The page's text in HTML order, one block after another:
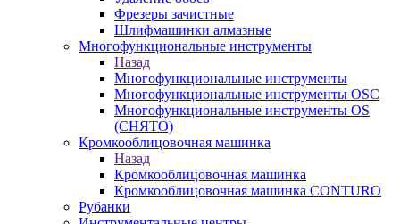
Фрезеры зачистные
Шлифмашинки алмазные
Многофункциональные инструменты
Назад
Многофункциональные инструменты
Многофункциональные инструменты OSC
Многофункциональные инструменты OS
(СНЯТО)
Кромкооблицовочная машинка
Назад
Кромкооблицовочная машинка
Кромкооблицовочная машинка CONTURO
Рубанки